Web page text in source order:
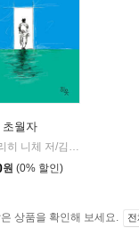
| 현대지성
초월자
원 (0% 할인)
상품을 확인해 보세요.